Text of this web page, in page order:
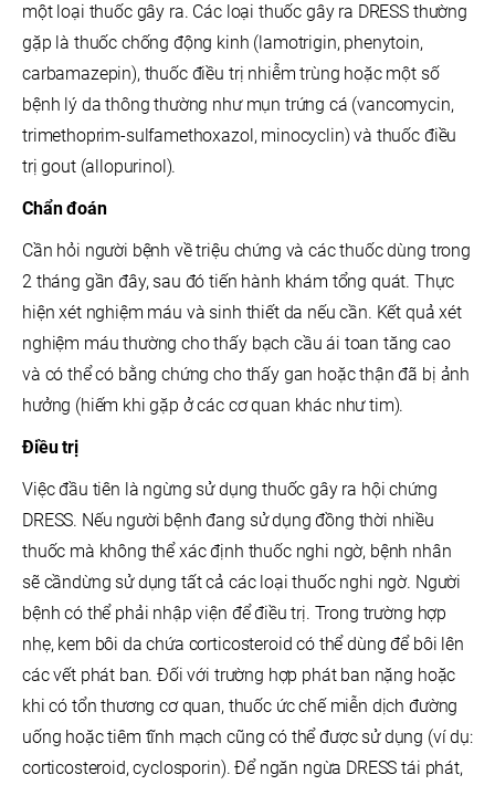
một loại thuốc gây ra. Các loại thuốc gây ra DRESS thường
gặp là thuốc chống động kinh (lamotrigin, phenytoin,
carbamazepin), thuốc điều trị nhiễm trùng hoặc một số
bệnh lý da thông thường như mụn trứng cá (vancomycin,
trimethoprim-sulfamethoxazol, minocyclin) và thuốc điều
trị gout (allopurinol).
Chẩn đoán
Cần hỏi người bệnh về triệu chứng và các thuốc dùng trong
2 tháng gần đây, sau đó tiến hành khám tổng quát. Thực
hiện xét nghiệm máu và sinh thiết da nếu cần. Kết quả xét
nghiệm máu thường cho thấy bạch cầu ái toan tăng cao
và có thể có bằng chứng cho thấy gan hoặc thận đã bị ảnh
hưởng (hiếm khi gặp ở các cơ quan khác như tim).
Điều trị
Việc đầu tiên là ngừng sử dụng thuốc gây ra hội chứng
DRESS. Nếu người bệnh đang sử dụng đồng thời nhiều
thuốc mà không thể xác định thuốc nghi ngờ, bệnh nhân
sẽ cầndừng sử dụng tất cả các loại thuốc nghi ngờ. Người
bệnh có thể phải nhập viện để điều trị. Trong trường hợp
nhẹ, kem bôi da chứa corticosteroid có thể dùng để bôi lên
các vết phát ban. Đối với trường hợp phát ban nặng hoặc
khi có tổn thương cơ quan, thuốc ức chế miễn dịch đường
uống hoặc tiêm tĩnh mạch cũng có thể được sử dụng (ví dụ:
corticosteroid, cyclosporin). Để ngăn ngừa DRESS tái phát,